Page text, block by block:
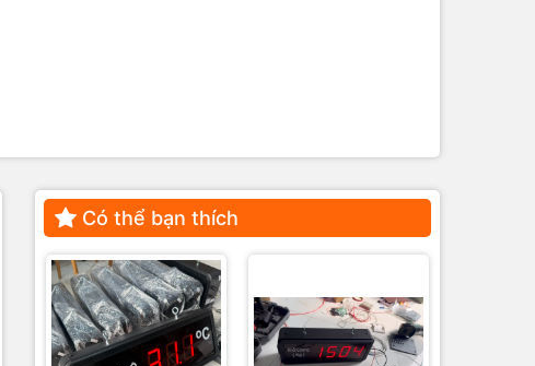
Có thể bạn thích